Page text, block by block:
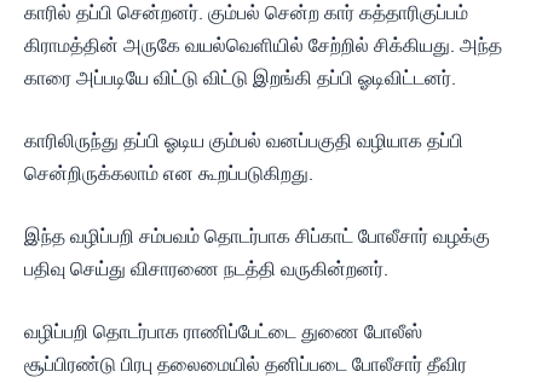
காரில் தப்பி சென்றனர். கும்பல் சென்ற கார் கத்தாரிகுப்பம்
கிராமத்தின் அருகே வயல்வெளியில் சேற்றில் சிக்கியது. அந்த
காரை அப்படியே விட்டு விட்டு இறங்கி தப்பி ஓடிவிட்டனர்.
காரிலிருந்து தப்பி ஓடிய கும்பல் வனப்பகுதி வழியாக தப்பி
சென்றிருக்கலாம் என கூறப்படுகிறது.
இந்த வழிப்பறி சம்பவம் தொடர்பாக சிப்காட் போலீசார் வழக்கு
பதிவு செய்து விசாரணை நடத்தி வருகின்றனர்.
வழிப்பறி தொடர்பாக ராணிப்பேட்டை துணை போலீஸ்
சூப்பிரண்டு பிரபு தலைமையில் தனிப்படை போலீசார் தீவிர